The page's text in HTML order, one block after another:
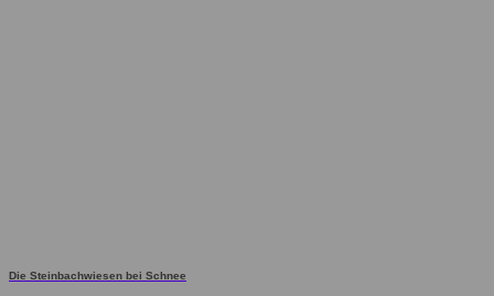
Die Steinbachwiesen bei Schnee